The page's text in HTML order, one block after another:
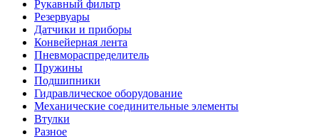
Рукавный фильтр
Резервуары
Датчики и приборы
Конвейерная лента
Пневмораспределитель
Пружины
Подшипники
Гидравлическое оборудование
Механические соединительные элементы
Втулки
Разное